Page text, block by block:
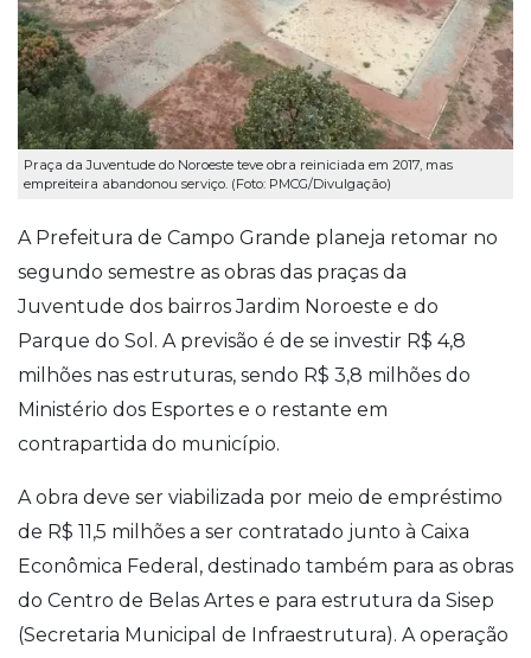
Praça da Juventude do Noroeste teve obra reiniciada em 2017, mas
empreiteira abandonou serviço. (Foto: PMCG/Divulgação)
A Prefeitura de Campo Grande planeja retomar no
segundo semestre as obras das praças da
Juventude dos bairros Jardim Noroeste e do
Parque do Sol. A previsão é de se investir R$ 4,8
milhões nas estruturas, sendo R$ 3,8 milhões do
Ministério dos Esportes e o restante em
contrapartida do município.
A obra deve ser viabilizada por meio de empréstimo
de R$ 11,5 milhões a ser contratado junto à Caixa
Econômica Federal, destinado também para as obras
do Centro de Belas Artes e para estrutura da Sisep
(Secretaria Municipal de Infraestrutura). A operação